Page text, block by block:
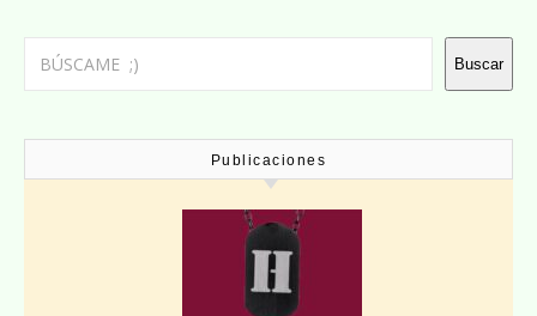
Buscar
Buscar
Publicaciones